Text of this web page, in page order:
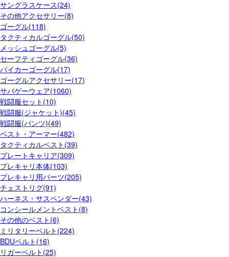
サングラスケース(24)
その他アクセサリー(8)
ゴーグル(118)
タクティカルゴーグル(50)
メッシュゴーグル(5)
セーフティゴーグル(36)
バイカーゴーグル(17)
ゴーグルアクセサリー(17)
サバゲーウェア(1060)
戦闘服セット(10)
戦闘服(ジャケット)(45)
戦闘服(パンツ)(49)
ベスト・アーマー(482)
タクティカルベスト(39)
プレートキャリア(309)
プレキャリ本体(103)
プレキャリ用パーツ(205)
チェストリグ(91)
ハーネス・サスペンダー(43)
コンシールメントベスト(8)
その他のベスト(6)
ミリタリーベルト(224)
BDUベルト(16)
リガーベルト(25)